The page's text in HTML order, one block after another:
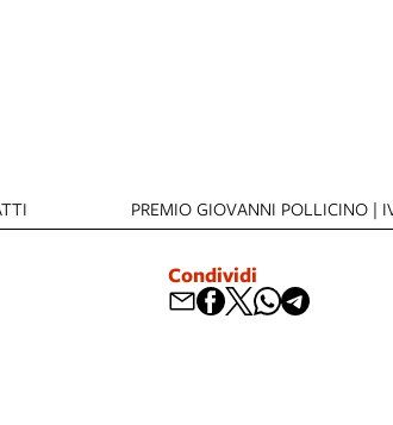
PREMIO GIOVANNI POLLICINO |
Condividi